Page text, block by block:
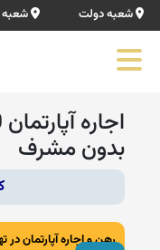
شعبه دولت شعبه
بدون مشرف
رهن و اجاره آپارتمان در